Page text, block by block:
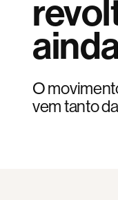
O
vem tanto